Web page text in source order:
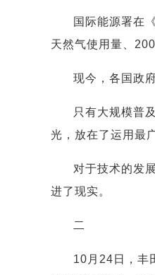
国际能源署在
天然气使用量、
现今，各国政
只有大规模普
光，放在了运用最
对于技术的发
进了现实。
二
10月24日，丰